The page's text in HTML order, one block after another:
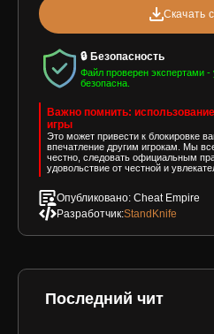
Скачать
🔒 Безопасность
Файл проверен экспертами -
безопасна.
Важно помнить:
игры
Это может привести к блокировке
впечатление другим игрокам. Мы
честно, следовать официальным
удовольствие от честной и
Опубликовано: Cheat Empire
Разработчик:StandKnife
Последний чит